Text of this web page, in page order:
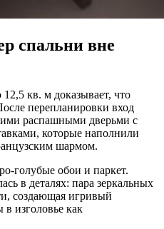
спальни вне
кв. м доказывает, что
перепланировки вход
распашными дверьми с
которые наполнили
шармом.
голубые обои и паркет.
в деталях: пара зеркальных
создающая игривый
в изголовье как